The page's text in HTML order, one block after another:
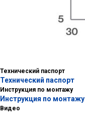
Технический паспорт
Технический паспорт
Инструкция по монтажу
Инструкция по монтажу
Видео